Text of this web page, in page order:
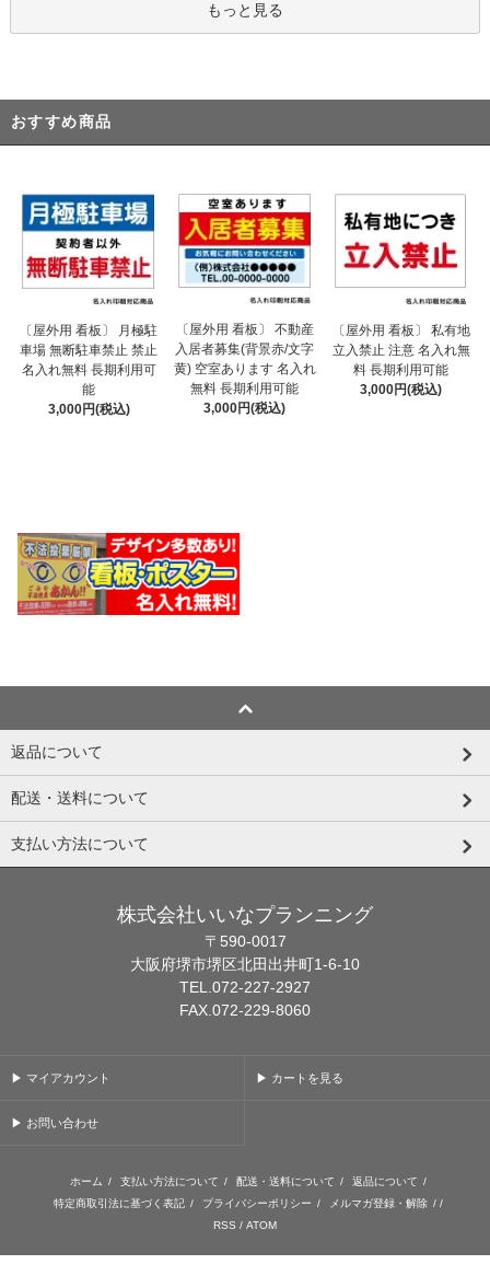
もっと見る
おすすめ商品
〔屋外用 看板〕 月極駐
車場 無断駐車禁止 禁止
名入れ無料 長期利用可
能
3,000円(税込)
〔屋外用 看板〕 不動産
入居者募集(背景赤/文字
黄) 空室あります 名入れ
無料 長期利用可能
3,000円(税込)
〔屋外用 看板〕 私有地
立入禁止 注意 名入れ無
料 長期利用可能
3,000円(税込)
返品について
配送・送料について
支払い方法について
株式会社いいなプランニング
〒590-0017
大阪府堺市堺区北田出井町1-6-10
TEL.072-227-2927
FAX.072-229-8060
▶ マイアカウント ▶ カートを見る
▶ お問い合わせ
ホーム / 支払い方法について / 配送・送料について / 返品について /
特定商取引法に基づく表記 / プライバシーポリシー / メルマガ登録・解除 / /
RSS / ATOM